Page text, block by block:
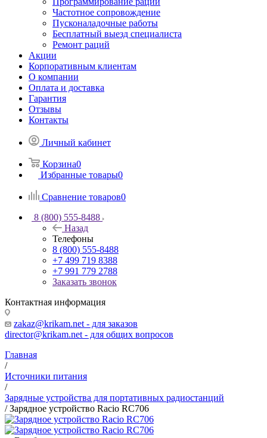
Частотное сопровождение
Пусконаладочные работы
Бесплатный выезд специалиста
Ремонт раций
Акции
Корпоративным клиентам
О компании
Оплата и доставка
Гарантия
Отзывы
Контакты
Личный кабинет
Корзина0
Избранные товары0
Сравнение товаров0
8 (800) 555-8488
Назад
Телефоны
8 (800) 555-8488
+7 499 719 8388
+7 991 779 2788
Заказать звонок
Контактная информация
zakaz@krikam.net - для заказов
director@krikam.net - для общих вопросов
Главная
/
Источники питания
/
Зарядные устройства для портативных радиостанций
/Зарядное устройство Racio RC706